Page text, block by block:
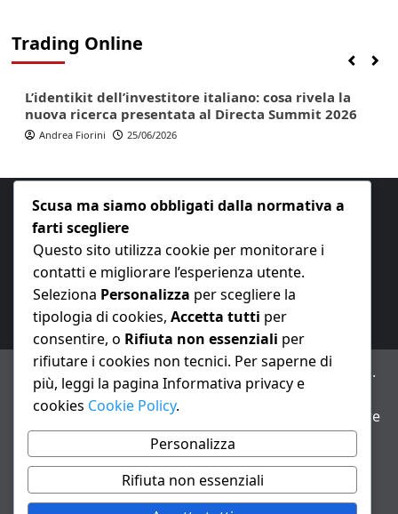
Trading Online
L’identikit dell’investitore italiano: cosa rivela la
nuova ricerca presentata al Directa Summit 2026
Andrea Fiorini 25/06/2026
E-mail:redazione@nuovaeconomia.it
ANNO XXIII – Testata giornalistica reg. Trib. Milano n.
487 del 20/9/2002 – Dir. resp. Andrea Fiorini
Avviso IA: alcuni articoli di questo sito possono essere
realizzati con il supporto di sistemi di intelligenza
artificiale con supervisione e verifica di un redattore
Informativa privacy e cookie
Scusa ma siamo obbligati dalla normativa a
farti scegliere
Questo sito utilizza cookie per monitorare i
contatti e migliorare l’esperienza utente.
Seleziona Personalizza per scegliere la
tipologia di cookies, Accetta tutti per
consentire, o Rifiuta non essenziali per
rifiutare i cookies non tecnici. Per saperne di
più, leggi la pagina Informativa privacy e
cookies Cookie Policy.
Personalizza
Rifiuta non essenziali